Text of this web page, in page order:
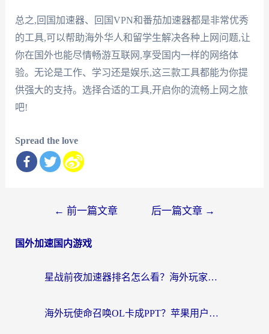
总之,回国加速器、回国VPN和番茄加速器都是非常优秀
的工具,可以帮助海外华人和留学生解决各种上网问题,让
你在国外也能尽情畅游互联网,享受国内一样的网络体
验。无论是工作、学习还是娱乐,这三款工具都能为你提
供强大的支持。选择合适的工具,开启你的流畅上网之旅
吧!
Spread the love
导
← 前一篇文章 后一篇文章 →
国外加速国内游戏
星战前夜加速器排名怎么看？海外玩家国服游戏畅玩终极指南（附欧洲玩跑跑我的起源解决方案）
海外玩使命召唤OL卡成PPT？苹果用户必看：使命召唤OL国外加速器下载苹果版指南